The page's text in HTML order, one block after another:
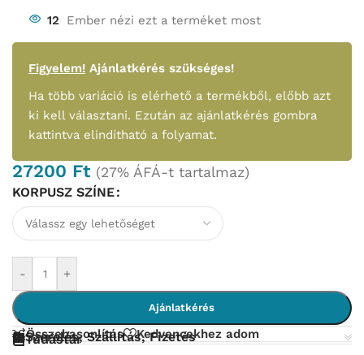
12 Ember nézi ezt a terméket most
Figyelem! Ajánlatkérés szükséges!
Ha több variáció is elérhető a termékből, előbb azt
ki kell választani. Ezután az ajánlatkérés gombra
kattintva elindítható a folyamat.
27200 Ft (27% ÁFÁ-t tartalmaz)
KORPUSZ SZÍNE
- +
Ajánlatkérés
Összehasonlítás Kedvencekhez adom
Szerelés, Szállítás, Fizetés
Tudástár